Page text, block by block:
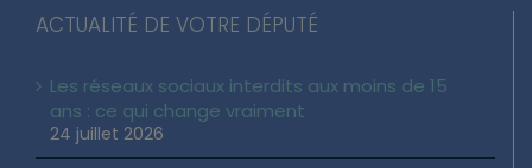
ACTUALITÉ DE VOTRE DÉPUTÉ
Les réseaux sociaux interdits aux moins de 15
ans : ce qui change vraiment
24 juillet 2026